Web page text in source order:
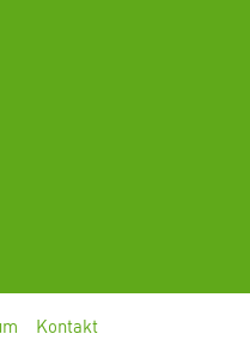
Kontakt